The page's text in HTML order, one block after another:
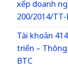
xếp doanh
200/2014/
Tài khoản
triển –
BTC